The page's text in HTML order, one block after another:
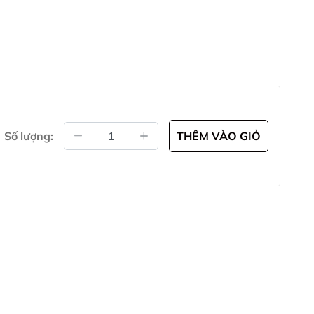
Số lượng: THÊM VÀO GIỎ